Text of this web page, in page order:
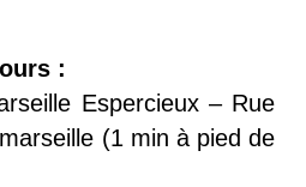
:
Espercieux – Rue
(1 min à pied de